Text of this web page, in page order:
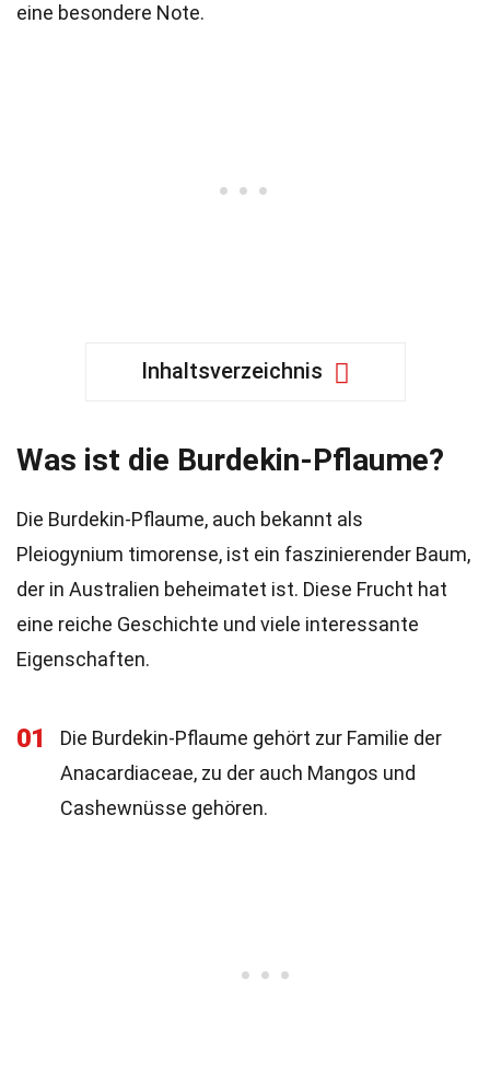
eine besondere Note.
Inhaltsverzeichnis
Was ist die Burdekin-Pflaume?
Die Burdekin-Pflaume, auch bekannt als
Pleiogynium timorense, ist ein faszinierender Baum,
der in Australien beheimatet ist. Diese Frucht hat
eine reiche Geschichte und viele interessante
Eigenschaften.
01
Die Burdekin-Pflaume gehört zur Familie der
Anacardiaceae, zu der auch Mangos und
Cashewnüsse gehören.